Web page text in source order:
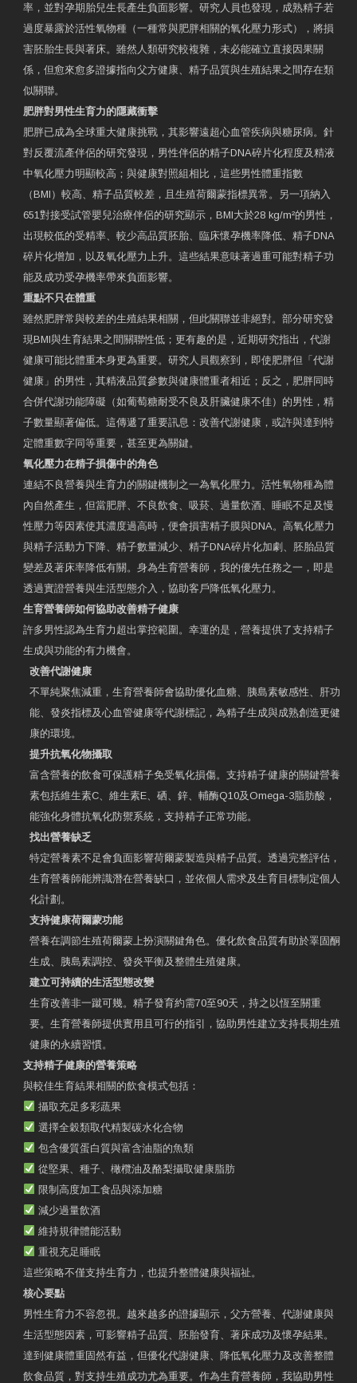
率，並對孕期胎兒生長產生負面影響。研究人員也發現，成熟精子若
過度暴露於活性氧物種（一種常與肥胖相關的氧化壓力形式），將損
害胚胎生長與著床。雖然人類研究較複雜，未必能確立直接因果關
係，但愈來愈多證據指向父方健康、精子品質與生殖結果之間存在類
似關聯。
肥胖對男性生育力的隱藏衝擊
肥胖已成為全球重大健康挑戰，其影響遠超心血管疾病與糖尿病。針
對反覆流產伴侶的研究發現，男性伴侶的精子DNA碎片化程度及精液
中氧化壓力明顯較高；與健康對照組相比，這些男性體重指數
（BMI）較高、精子品質較差，且生殖荷爾蒙指標異常。另一項納入
651對接受試管嬰兒治療伴侶的研究顯示，BMI大於28 kg/m²的男性，
出現較低的受精率、較少高品質胚胎、臨床懷孕機率降低、精子DNA
碎片化增加，以及氧化壓力上升。這些結果意味著過重可能對精子功
能及成功受孕機率帶來負面影響。
重點不只在體重
雖然肥胖常與較差的生殖結果相關，但此關聯並非絕對。部分研究發
現BMI與生育結果之間關聯性低；更有趣的是，近期研究指出，代謝
健康可能比體重本身更為重要。研究人員觀察到，即使肥胖但「代謝
健康」的男性，其精液品質參數與健康體重者相近；反之，肥胖同時
合併代謝功能障礙（如葡萄糖耐受不良及肝臟健康不佳）的男性，精
子數量顯著偏低。這傳遞了重要訊息：改善代謝健康，或許與達到特
定體重數字同等重要，甚至更為關鍵。
氧化壓力在精子損傷中的角色
連結不良營養與生育力的關鍵機制之一為氧化壓力。活性氧物種為體
內自然產生，但當肥胖、不良飲食、吸菸、過量飲酒、睡眠不足及慢
性壓力等因素使其濃度過高時，便會損害精子膜與DNA。高氧化壓力
與精子活動力下降、精子數量減少、精子DNA碎片化加劇、胚胎品質
變差及著床率降低有關。身為生育營養師，我的優先任務之一，即是
透過實證營養與生活型態介入，協助客戶降低氧化壓力。
生育營養師如何協助改善精子健康
許多男性認為生育力超出掌控範圍。幸運的是，營養提供了支持精子
生成與功能的有力機會。
改善代謝健康
不單純聚焦減重，生育營養師會協助優化血糖、胰島素敏感性、肝功
能、發炎指標及心血管健康等代謝標記，為精子生成與成熟創造更健
康的環境。
提升抗氧化物攝取
富含營養的飲食可保護精子免受氧化損傷。支持精子健康的關鍵營養
素包括維生素C、維生素E、硒、鋅、輔酶Q10及Omega-3脂肪酸，
能強化身體抗氧化防禦系統，支持精子正常功能。
找出營養缺乏
特定營養素不足會負面影響荷爾蒙製造與精子品質。透過完整評估，
生育營養師能辨識潛在營養缺口，並依個人需求及生育目標制定個人
化計劃。
支持健康荷爾蒙功能
營養在調節生殖荷爾蒙上扮演關鍵角色。優化飲食品質有助於睪固酮
生成、胰島素調控、發炎平衡及整體生殖健康。
建立可持續的生活型態改變
生育改善非一蹴可幾。精子發育約需70至90天，持之以恆至關重
要。生育營養師提供實用且可行的指引，協助男性建立支持長期生殖
健康的永續習慣。
支持精子健康的營養策略
與較佳生育結果相關的飲食模式包括：
攝取充足多彩蔬果
選擇全穀類取代精製碳水化合物
包含優質蛋白質與富含油脂的魚類
從堅果、種子、橄欖油及酪梨攝取健康脂肪
限制高度加工食品與添加糖
減少過量飲酒
維持規律體能活動
重視充足睡眠
這些策略不僅支持生育力，也提升整體健康與福祉。
核心要點
男性生育力不容忽視。越來越多的證據顯示，父方營養、代謝健康與
生活型態因素，可影響精子品質、胚胎發育、著床成功及懷孕結果。
達到健康體重固然有益，但優化代謝健康、降低氧化壓力及改善整體
飲食品質，對支持生殖成功尤為重要。作為生育營養師，我協助男性